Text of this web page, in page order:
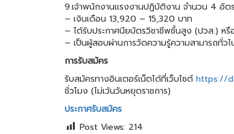
9.เจ้าพนักงานแรงงานปฏิบัติงาน จำนวน 4 อัต
– เงินเดือน 13,920 – 15,320 บาท
– ได้ร้บประกาศนียบัตรวิชาชีพชั้นสูง (ปวส.) ห
– เป็นผู้สอบผ่านการวัดความรู้ความสามารถทั่ว
การรับสมัคร
รับสมัครทางอินเตอร์เน็ตได้ที่เว็บไซต์https://
ชั่วโมง (ไม่เว้นวันหยุดราชการ)
ประกาศรับสมัคร
Post Views: 214